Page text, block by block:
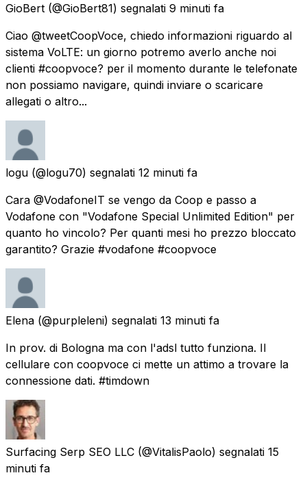
GioBert (@GioBert81) segnalati 9 minuti fa
Ciao @tweetCoopVoce, chiedo informazioni riguardo al
sistema VoLTE: un giorno potremo averlo anche noi
clienti #coopvoce? per il momento durante le telefonate
non possiamo navigare, quindi inviare o scaricare
allegati o altro...
logu (@logu70) segnalati 12 minuti fa
Cara @VodafoneIT se vengo da Coop e passo a
Vodafone con "Vodafone Special Unlimited Edition" per
quanto ho vincolo? Per quanti mesi ho prezzo bloccato
garantito? Grazie #vodafone #coopvoce
Elena (@purpleleni) segnalati 13 minuti fa
In prov. di Bologna ma con l'adsl tutto funziona. Il
cellulare con coopvoce ci mette un attimo a trovare la
connessione dati. #timdown
Surfacing Serp SEO LLC (@VitalisPaolo) segnalati 15
minuti fa